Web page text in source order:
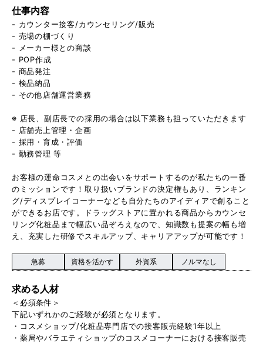
仕事内容
- カウンター接客/カウンセリング/販売
- 売場の棚づくり
- メーカー様との商談
- POP作成
- 商品発注
- 検品納品
- その他店舗運営業務
※ 店長、副店長での採用の場合は以下業務も担っていただきます
- 店舗売上管理・企画
- 採用・育成・評価
- 勤務管理 等
お客様の運命コスメとの出会いをサポートするのが私たちの一番
のミッションです！取り扱いブランドの決定権もあり、ランキン
グ/ディスプレイコーナーなども自分たちのアイディアで創ること
ができるお店です。ドラッグストアに置かれる商品からカウンセ
リング化粧品まで幅広い品ぞろえなので、知識数も提案の幅も増
え、充実した研修でスキルアップ、キャリアアップが可能です！
急募 資格を活かす 外資系 ノルマなし
求める人材
＜必須条件＞
下記いずれかのご経験が必須となります。
・コスメショップ/化粧品専門店での接客販売経験1年以上
・薬局やバラエティショップのコスメコーナーにおける接客販売